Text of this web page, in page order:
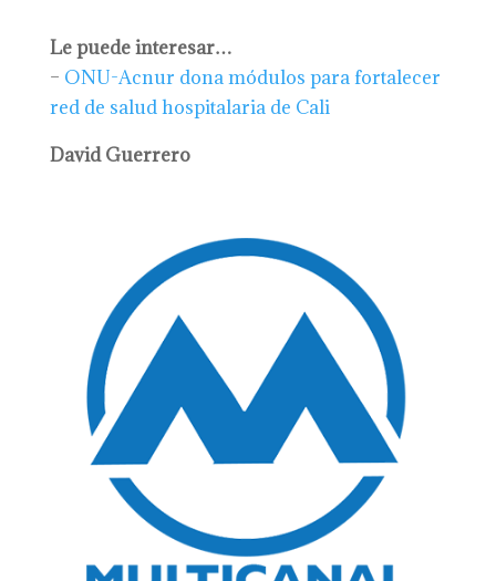
Le puede interesar…
– ONU-Acnur dona módulos para fortalecer
red de salud hospitalaria de Cali
David Guerrero